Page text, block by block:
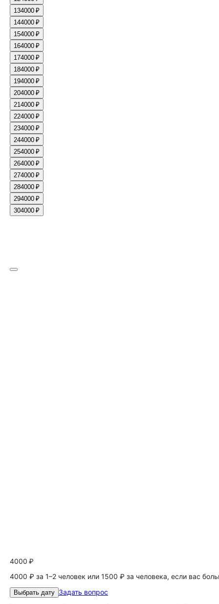
134000 ₽
144000 ₽
154000 ₽
164000 ₽
174000 ₽
184000 ₽
194000 ₽
204000 ₽
214000 ₽
224000 ₽
234000 ₽
244000 ₽
254000 ₽
264000 ₽
274000 ₽
284000 ₽
294000 ₽
304000 ₽
4000 ₽
4000 ₽ за 1–2 человек или 1500 ₽ за человека, если вас
Выбрать дату Задать вопрос